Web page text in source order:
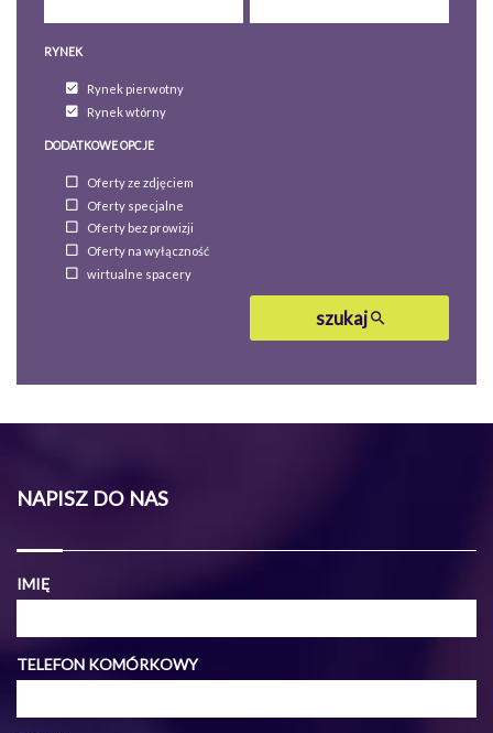
RYNEK
Rynek pierwotny
Rynek wtórny
DODATKOWE OPCJE
Oferty ze zdjęciem
Oferty specjalne
Oferty bez prowizji
Oferty na wyłączność
wirtualne spacery
szukaj
NAPISZ DO NAS
IMIĘ
TELEFON KOMÓRKOWY